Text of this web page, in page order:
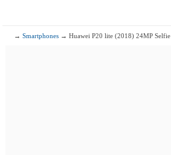
→Smartphones → Huawei P20 lite (2018) 24MP Selfie